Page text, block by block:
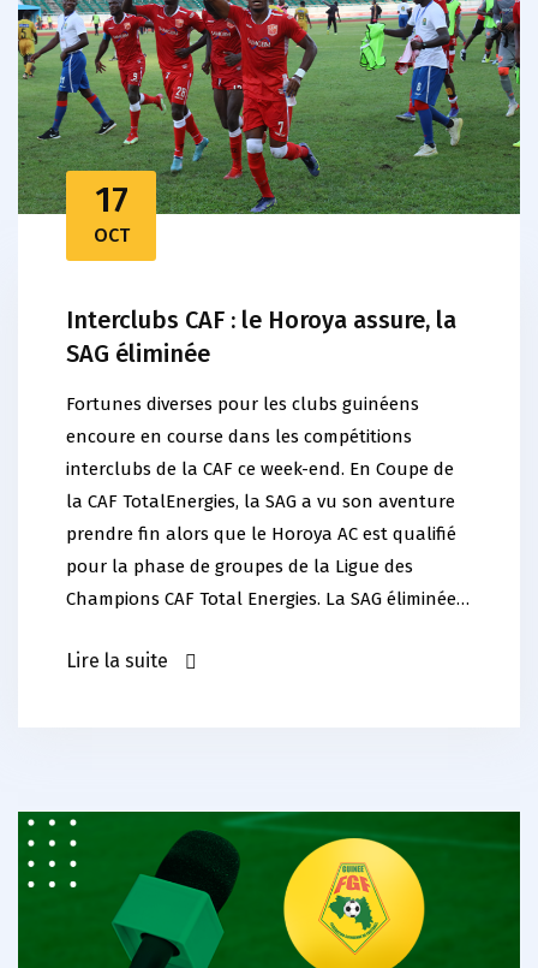
17
OCT
Interclubs CAF : le Horoya assure, la
SAG éliminée
Fortunes diverses pour les clubs guinéens
encoure en course dans les compétitions
interclubs de la CAF ce week-end. En Coupe de
la CAF TotalEnergies, la SAG a vu son aventure
prendre fin alors que le Horoya AC est qualifié
pour la phase de groupes de la Ligue des
Champions CAF Total Energies. La SAG éliminée…
Lire la suite